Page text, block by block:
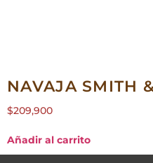
NAVAJA SMITH
$209,900
Añadir al carrito